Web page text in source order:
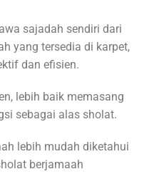
sajadah sendiri dari
yang tersedia di karpet,
dan efisien.
lebih baik memasang
sebagai alas sholat.
lebih mudah diketahui
berjamaah